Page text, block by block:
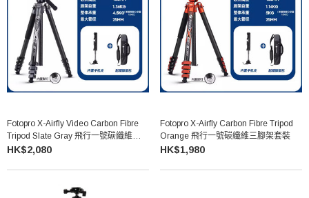
Fotopro X-Airfly Video Carbon Fibre
Tripod Slate Gray 飛行一號碳纖維三腳
架套裝
HK$2,080
Fotopro X-Airfly Carbon Fibre Tripod
Orange 飛行一號碳纖維三腳架套裝
HK$1,980